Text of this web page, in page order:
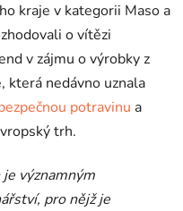
kraje v kategorii Maso a
o vítězi
v zájmu o výrobky z
která nedávno uznala
potravinu a
trh.
významným
pro nějž je